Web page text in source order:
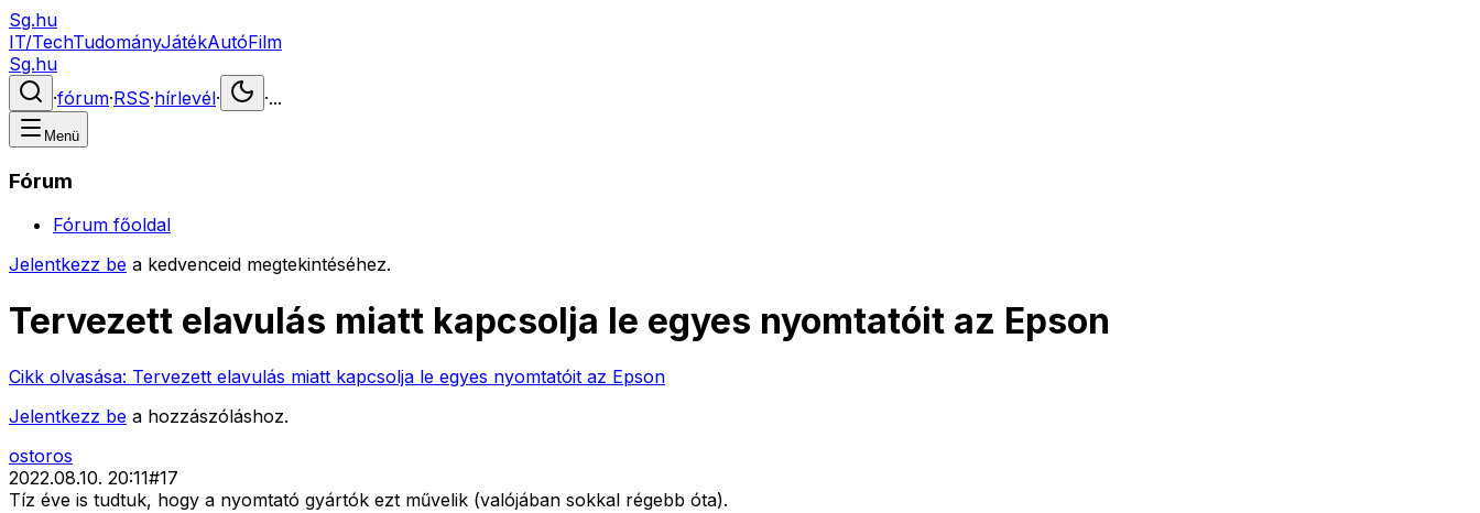
Sg.hu
IT/TechTudományJátékAutóFilm
Sg.hu
·fórum·RSS·hírlevél· ·...
Menü
Fórum
Fórum főoldal
Jelentkezz be a kedvenceid megtekintéséhez.
Tervezett elavulás miatt kapcsolja le egyes nyomtatóit az Epson
Cikk olvasása: Tervezett elavulás miatt kapcsolja le egyes nyomtatóit az Epson
Jelentkezz be a hozzászóláshoz.
ostoros
2022.08.10. 20:11#17
Tíz éve is tudtuk, hogy a nyomtató gyártók ezt művelik (valójában sokkal régebb óta).